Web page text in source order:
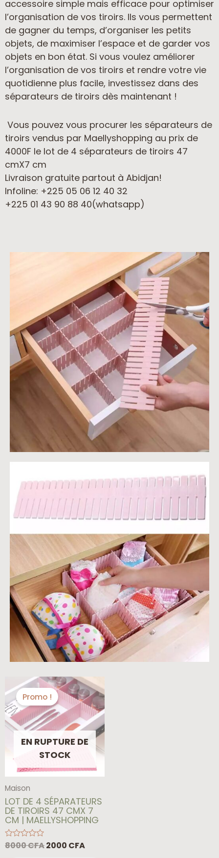
accessoire simple mais efficace pour optimiser
l’organisation de vos tiroirs. Ils vous permettent
de gagner du temps, d’organiser les petits
objets, de maximiser l’espace et de garder vos
objets en bon état. Si vous voulez améliorer
l’organisation de vos tiroirs et rendre votre vie
quotidienne plus facile, investissez dans des
séparateurs de tiroirs dès maintenant !
Vous pouvez vous procurer les séparateurs de
tiroirs vendus par Maellyshopping au prix de
4000F le lot de 4 séparateurs de tiroirs 47
cmX7 cm
Livraison gratuite partout à Abidjan!
Infoline: +225 05 06 12 40 32
+225 01 43 90 88 40(whatsapp)
EN RUPTURE DE
STOCK
Promo !
Maison
LOT DE 4 SÉPARATEURS
DE TIROIRS 47 CMX 7
CM | MAELLYSHOPPING
Note
8000CFA
Le
prix
initial
était :
8000 CFA.
2000 CFA
Le
prix
actuel
est :
2000 CFA.